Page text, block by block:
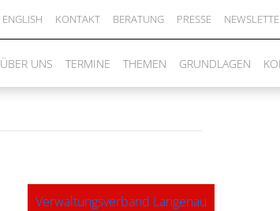
ENGLISH KONTAKT BERATUNG PRESSE
ÜBER UNS TERMINE THEMEN GRUNDLAGEN
Verwaltungsverband Langenau